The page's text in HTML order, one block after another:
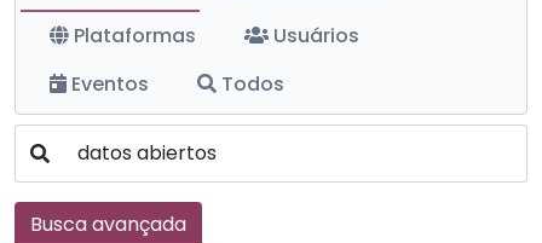
Plataformas
Usuários
Eventos
Todos
Busca avançada